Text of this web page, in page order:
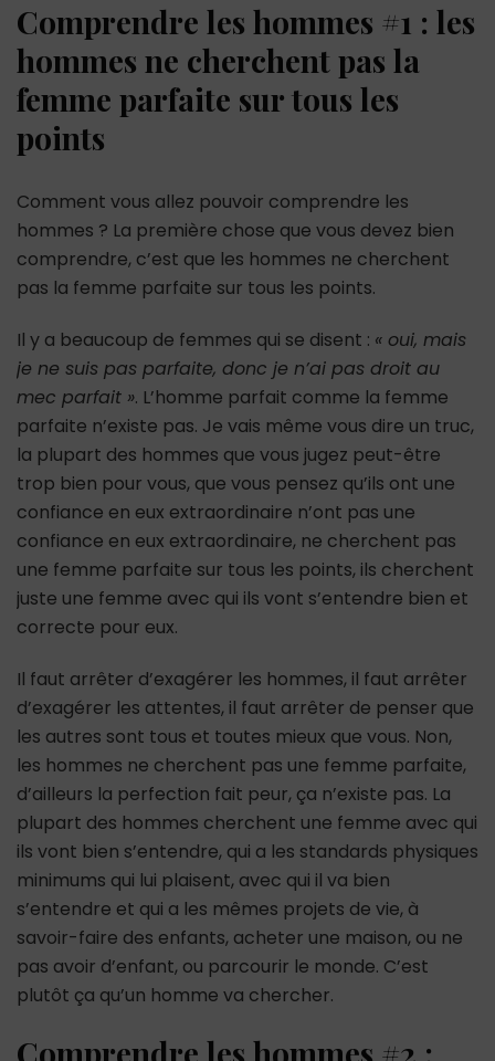
Comprendre les hommes #1 : les
hommes ne cherchent pas la
femme parfaite sur tous les
points
Comment vous allez pouvoir comprendre les
hommes ? La première chose que vous devez bien
comprendre, c’est que les hommes ne cherchent
pas la femme parfaite sur tous les points.
Il y a beaucoup de femmes qui se disent : « oui, mais
je ne suis pas parfaite, donc je n’ai pas droit au
mec parfait ». L’homme parfait comme la femme
parfaite n’existe pas. Je vais même vous dire un truc,
la plupart des hommes que vous jugez peut-être
trop bien pour vous, que vous pensez qu’ils ont une
confiance en eux extraordinaire n’ont pas une
confiance en eux extraordinaire, ne cherchent pas
une femme parfaite sur tous les points, ils cherchent
juste une femme avec qui ils vont s’entendre bien et
correcte pour eux.
Il faut arrêter d’exagérer les hommes, il faut arrêter
d’exagérer les attentes, il faut arrêter de penser que
les autres sont tous et toutes mieux que vous. Non,
les hommes ne cherchent pas une femme parfaite,
d’ailleurs la perfection fait peur, ça n’existe pas. La
plupart des hommes cherchent une femme avec qui
ils vont bien s’entendre, qui a les standards physiques
minimums qui lui plaisent, avec qui il va bien
s’entendre et qui a les mêmes projets de vie, à
savoir-faire des enfants, acheter une maison, ou ne
pas avoir d’enfant, ou parcourir le monde. C’est
plutôt ça qu’un homme va chercher.